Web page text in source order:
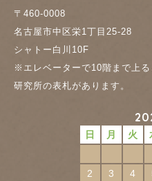
〒460-0008
名古屋市中区栄1丁目25-28
シャトー白川10F
※エレベーターで10階まで上
研究所の表札があります。
日 月 火
2
3 4